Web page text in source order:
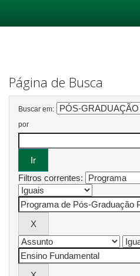
Página de Busca
Buscar em:
por
Filtros correntes: